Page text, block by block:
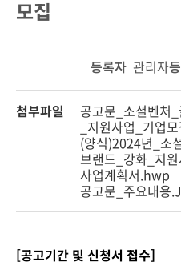
모집
등록자 관리자
첨부파일
공고문_소셜벤처
_지원사업_기업
(양식)2024년_소
브랜드_강화_지원
사업계획서.hwp
공고문_주요내용
[공고기간 및 신청서 접수]